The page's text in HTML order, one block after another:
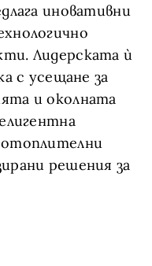
иновативни
Лидерската ѝ
с усещане за
и околната
решения за